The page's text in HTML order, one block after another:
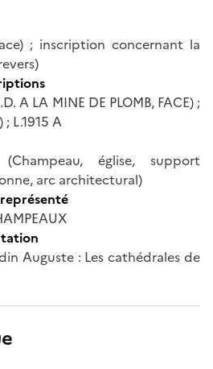
; inscription concernant la
A LA MINE DE PLOMB, FACE) ;
; L.1915 A
église, support
arc architectural)
Auguste : Les cathédrales de